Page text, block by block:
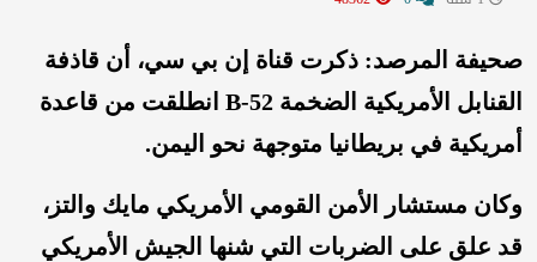
صحيفة المرصد: ذكرت قناة إن بي سي، أن قاذفة
القنابل الأمريكية الضخمة B-52 انطلقت من قاعدة
أمريكية في بريطانيا متوجهة نحو اليمن.
وكان مستشار الأمن القومي الأمريكي مايك والتز،
قد علق على الضربات التي شنها الجيش الأمريكي